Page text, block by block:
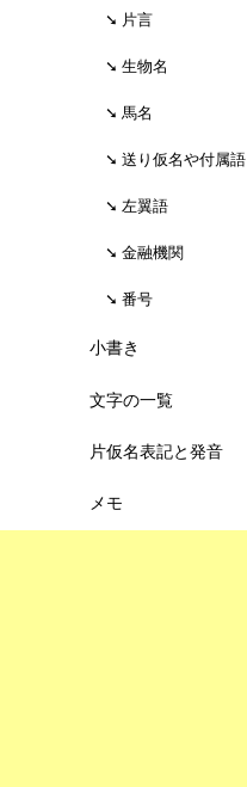
片言
生物名
馬名
送り仮名や付属語
左翼語
金融機関
番号
小書き
文字の一覧
片仮名表記と発音
メモ